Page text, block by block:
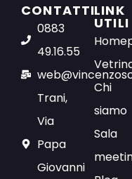
CONTATTI
0883
49.16.55
Trani,
Via
Papa
Giovanni
LINK
UTILI
Chi
siamo
Sala